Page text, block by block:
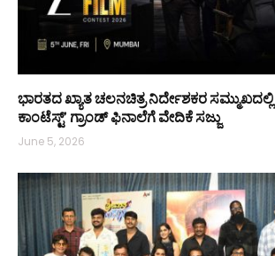
ಭಾರತದ ಖ್ಯಾತ ಚಲನಚಿತ್ರ ನಿರ್ದೇಶಕರ ಸಮ್ಮುಖದಲ್ಲಿ
ಕಾಂಟೆಸ್ಟ್’ ಗ್ರಾಂಡ್ ಫಿನಾಲೆಗೆ ವೇದಿಕೆ ಸಜ್ಜು
June 5, 2026